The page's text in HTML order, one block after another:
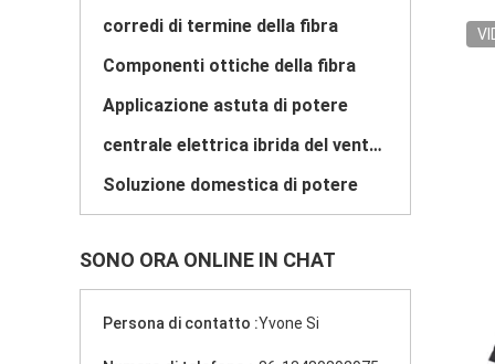
corredi di termine della fibra
Componenti ottiche della fibra
Applicazione astuta di potere
centrale elettrica ibrida del vento solare
Soluzione domestica di potere
SONO ORA ONLINE IN CHAT
Persona di contatto :Yvone Si